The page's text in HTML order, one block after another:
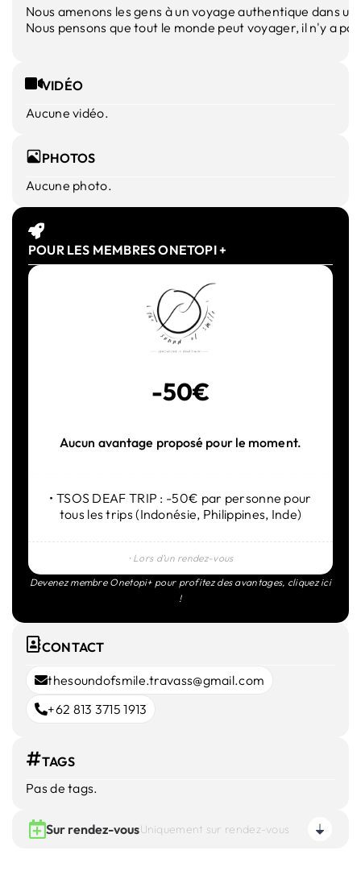
Nous amenons les gens à un voyage authentique dans
Nous pensons que tout le monde peut voyager, il n'y a
VIDÉO
Aucune vidéo.
PHOTOS
Aucune photo.
POUR LES MEMBRES ONETOPI +
-50€
Aucun avantage proposé pour le moment.
• TSOS DEAF TRIP : -50€ par personne pour
tous les trips (Indonésie, Philippines, Inde)
⸱ Lors d’un rendez-vous
Devenez membre Onetopi+ pour profitez des avantages, cliquez ici
!
CONTACT
thesoundofsmile.travass@gmail.com
+62 813 3715 1913
TAGS
Pas de tags.
Sur rendez-vousUniquement sur rendez-vous